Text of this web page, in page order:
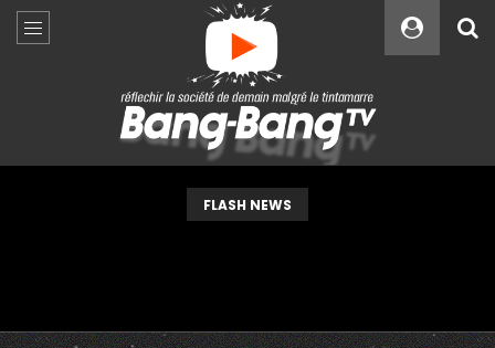
FLASH NEWS
Custom Amount
VEUILLEZ PATIENTER...